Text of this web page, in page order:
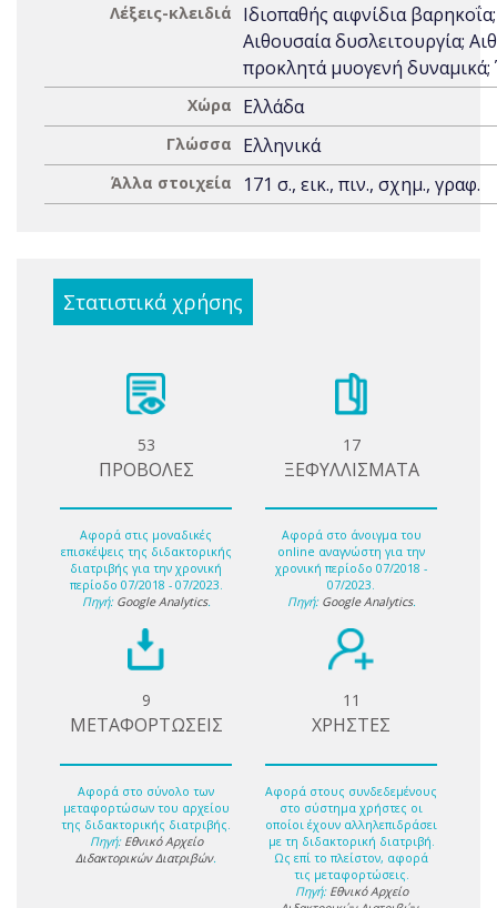
Λέξεις-κλειδιά
Ιδιοπαθής αιφνίδια βαρηκοΐα;
Αιθουσαία δυσλειτουργία;
προκλητά μυογενή
Χώρα Ελλάδα
Γλώσσα Ελληνικά
Άλλα στοιχεία 171 σ., εικ., πιν., σχημ., γραφ.
Στατιστικά χρήσης
53
ΠΡΟΒΟΛΕΣ
Αφορά στις μοναδικές
επισκέψεις της διδακτορικής
διατριβής για την χρονική
περίοδο 07/2018 - 07/2023.
Πηγή: Google Analytics.
17
ΞΕΦΥΛΛΙΣΜΑΤΑ
Αφορά στο άνοιγμα του
online αναγνώστη για την
χρονική περίοδο 07/2018 -
07/2023.
Πηγή: Google Analytics.
9
ΜΕΤΑΦΟΡΤΩΣΕΙΣ
Αφορά στο σύνολο των
μεταφορτώσων του αρχείου
της διδακτορικής διατριβής.
Πηγή: Εθνικό Αρχείο
Διδακτορικών Διατριβών.
11
ΧΡΗΣΤΕΣ
Αφορά στους συνδεδεμένους
στο σύστημα χρήστες οι
οποίοι έχουν αλληλεπιδράσει
με τη διδακτορική διατριβή.
Ως επί το πλείστον, αφορά
τις μεταφορτώσεις.
Πηγή: Εθνικό Αρχείο